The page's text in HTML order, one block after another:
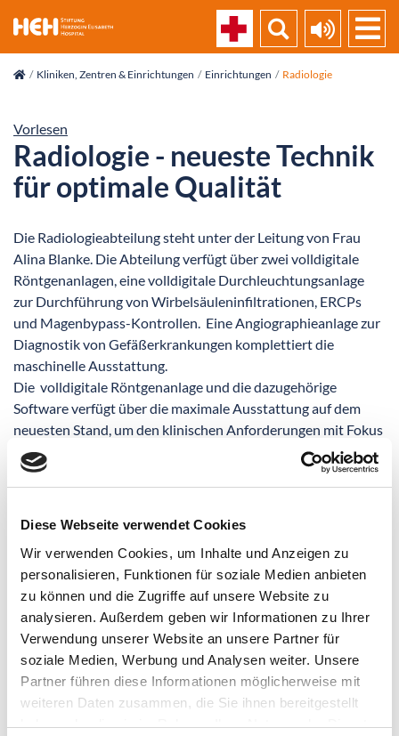
Diese Webseite verwendet Cookies
Wir verwenden Cookies, um Inhalte und Anzeigen zu
personalisieren, Funktionen für soziale Medien anbieten
zu können und die Zugriffe auf unsere Website zu
analysieren. Außerdem geben wir Informationen zu Ihrer
Verwendung unserer Website an unsere Partner für
soziale Medien, Werbung und Analysen weiter. Unsere
Partner führen diese Informationen möglicherweise mit
weiteren Daten zusammen, die Sie ihnen bereitgestellt
haben oder die sie im Rahmen Ihrer Nutzung der Dienste
Kliniken, Zentren & Einrichtungen Einrichtungen Radiologie
Vorlesen
Radiologie - neueste Technik
für optimale Qualität
Die Radiologieabteilung steht unter der Leitung von Frau
Alina Blanke. Die Abteilung verfügt über zwei volldigitale
Röntgenanlagen, eine volldigitale Durchleuchtungsanlage
zur Durchführung von Wirbelsäuleninfiltrationen, ERCPs
und Magenbypass-Kontrollen. Eine Angiographieanlage zur
Diagnostik von Gefäßerkrankungen komplettiert die
maschinelle Ausstattung.
Die volldigitale Röntgenanlage und die dazugehörige
Software verfügt über die maximale Ausstattung auf dem
neuesten Stand, um den klinischen Anforderungen mit Fokus
auf die Orthopädie bestmöglich gewachsen zu sein. Der
Einsatz der neuen Technologie, insbesondere des
sind Röntgenaufnahmen der kompletten Wirbelsäule und
des ganzen Beines ohne Zwischenschritt möglich.
Sie finden unsere Radiologieabteilung im Erdgeschoss
zwischen der Eingangshalle und der Notaufnahme.
Bitte bringen Sie zur Voruntersuchung und auch zum
OP-Termin Ihre Röntgenbilder und CT- bzw. MRT-Bilder
mit bzw. den entsprechenden QR-Code, den Sie erhalten